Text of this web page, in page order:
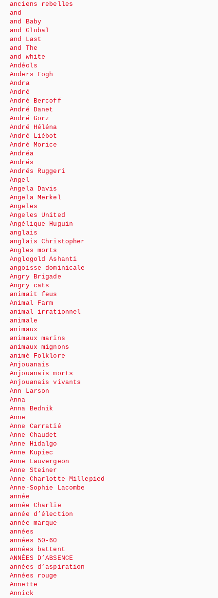
anciens rebelles
and
and Baby
and Global
and Last
and The
and white
Andéols
Anders Fogh
Andra
André
André Bercoff
André Danet
André Gorz
André Héléna
André Liébot
André Morice
Andréa
Andrés
Andrés Ruggeri
Angel
Angela Davis
Angela Merkel
Angeles
Angeles United
Angélique Huguin
anglais
anglais Christopher
Angles morts
Anglogold Ashanti
angoisse dominicale
Angry Brigade
Angry cats
animait feus
Animal Farm
animal irrationnel
animale
animaux
animaux marins
animaux mignons
animé Folklore
Anjouanais
Anjouanais morts
Anjouanais vivants
Ann Larson
Anna
Anna Bednik
Anne
Anne Carratié
Anne Chaudet
Anne Hidalgo
Anne Kupiec
Anne Lauvergeon
Anne Steiner
Anne-Charlotte Millepied
Anne-Sophie Lacombe
année
année Charlie
année d’élection
année marque
années
années 50-60
années battent
ANNÉES D’ABSENCE
années d’aspiration
Années rouge
Annette
Annick